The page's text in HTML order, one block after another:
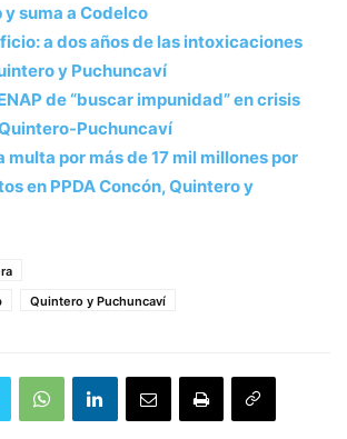
y suma a Codelco
a dos años de las intoxicaciones
y Puchuncaví
de “buscar impunidad” en crisis
Puchuncaví
multa por más de 17 mil millones por
en PPDA Concón, Quintero y
Quintero y Puchuncaví